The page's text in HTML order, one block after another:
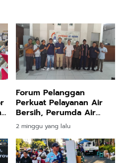
Forum Pelanggan
Perkuat Pelayanan Air
Bersih, Perumda Air
Minum Kota Kupang Siap
Respon Cepat Keluhan
Warga
2 minggu yang lalu